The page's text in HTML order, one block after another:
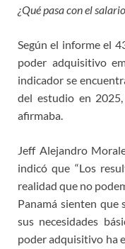
¿Qué pasa con el
Según el informe el
poder adquisitivo
indicador se
del estudio en
afirmaba.
Jeff Alejandro
indicó que “Los
realidad que no
Panamá sienten que
sus necesidades
poder adquisitivo ha